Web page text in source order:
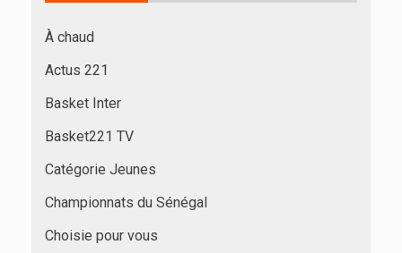
À chaud
Actus 221
Basket Inter
Basket221 TV
Catégorie Jeunes
Championnats du Sénégal
Choisie pour vous